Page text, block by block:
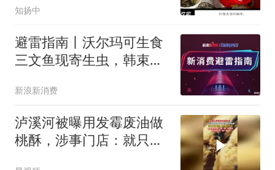
知扬中
避雷指南丨沃尔玛可生食
三文鱼现寄生虫，韩束洗
新浪新消费
泸溪河被曝用发霉废油做
桃酥，涉事门店：就只做